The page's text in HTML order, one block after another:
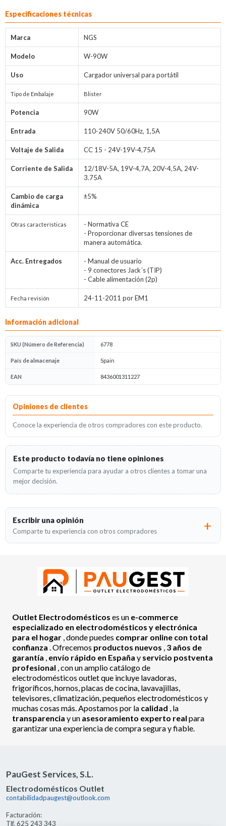
Especificaciones técnicas
Marca NGS
Modelo W-90W
Uso Cargador universal para portátil
Tipo de Embalaje Blister
Potencia 90W
Entrada 110-240V 50/60Hz, 1,5A
Voltaje de Salida CC 15 - 24V-19V-4,75A
Corriente de Salida
12/18V-5A, 19V-4,7A, 20V-4,5A, 24V-
3.75A
Cambio de carga
dinámica
±5%
Otras características
- Normativa CE
- Proporcionar diversas tensiones de
manera automática.
Acc. Entregados
- Manual de usuario
- 9 conectores Jack´s (TIP)
- Cable alimentación (2p)
Fecha revisión 24-11-2011 por EM1
Información adicional
SKU (Número de Referencia) 6778
País de almacenaje Spain
EAN 8436001311227
Opiniones
Opiniones de clientes
Conoce la experiencia de otros compradores con este producto.
Este producto todavía no tiene opiniones
Comparte tu experiencia para ayudar a otros clientes a tomar una
mejor decisión.
Escribir una opinión
Comparte tu experiencia con otros compradores
Outlet Electrodomésticos es un e-commerce
especializado en electrodomésticos y electrónica
para el hogar , donde puedes comprar online con total
confianza . Ofrecemos productos nuevos , 3 años de
garantía , envío rápido en España y servicio postventa
profesional , con un amplio catálogo de
electrodomésticos outlet que incluye lavadoras,
frigoríficos, hornos, placas de cocina, lavavajillas,
televisores, climatización, pequeños electrodomésticos y
muchas cosas más. Apostamos por la calidad , la
transparencia y un asesoramiento experto real para
garantizar una experiencia de compra segura y fiable.
PauGest Services, S.L.
Electrodomésticos Outlet
contabilidadpaugest@outlook.com
Facturación:
Tlf. 625 243 343